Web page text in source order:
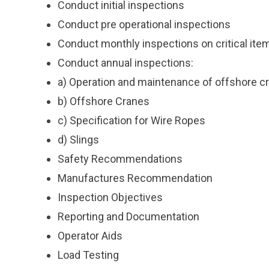
Conduct initial inspections
Conduct pre operational inspections
Conduct monthly inspections on critical
Conduct annual inspections:
a) Operation and maintenance of offshore
b) Offshore Cranes
c) Specification for Wire Ropes
d) Slings
Safety Recommendations
Manufactures Recommendation
Inspection Objectives
Reporting and Documentation
Operator Aids
Load Testing